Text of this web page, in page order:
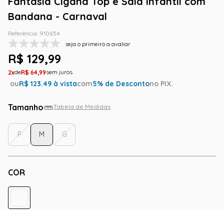
Bandana - Carnaval
Referência: 910654
seja o primeiro a avaliar
R$ 129,99
2 R$ 64,99
ouR$ 123.49 à vistacom5% de Descontono PIX.
Tamanho Tabela de Medidas
COR
P M G